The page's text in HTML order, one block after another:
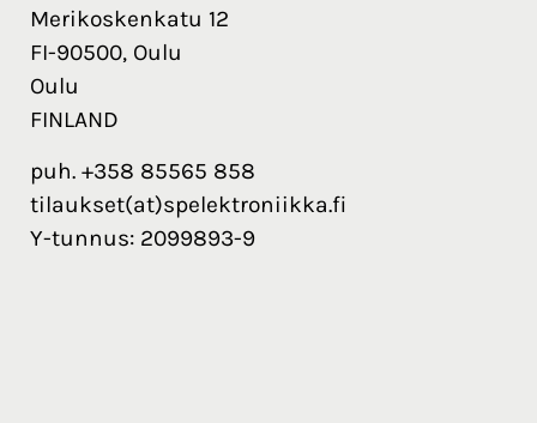
Merikoskenkatu 12
FI-90500, Oulu
Oulu
FINLAND
puh. +358 85565 858
tilaukset(at)spelektroniikka.fi
Y-tunnus: 2099893-9